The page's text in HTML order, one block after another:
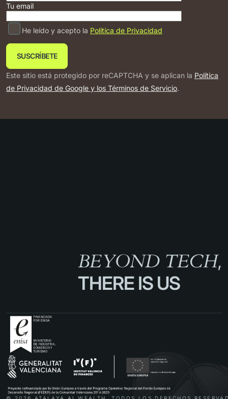
Tu email
He leído y acepto la Política de Privacidad
Este sitio está protegido por reCAPTCHA y se aplican la Política
de Privacidad de Google y los Términos de Servicio.
BEYOND TECH,
THERE IS US